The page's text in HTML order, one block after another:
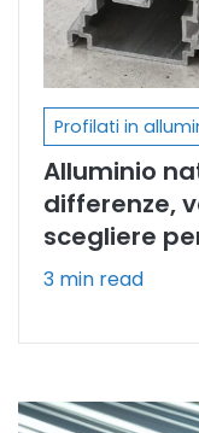
Profilati in
Alluminio
differenze,
scegliere
3 min read